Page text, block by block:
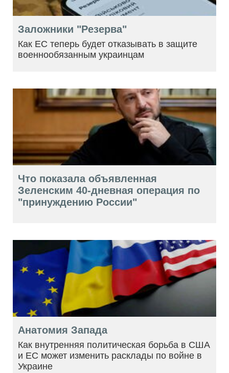
Заложники "Резерва"
Как ЕС теперь будет отказывать в защите
военнообязанным украинцам
Что показала объявленная
Зеленским 40-дневная операция по
"принуждению России"
Анатомия Запада
Как внутренняя политическая борьба в США
и ЕС может изменить расклады по войне в
Украине